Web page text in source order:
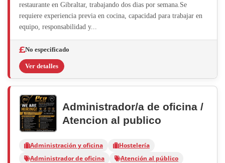
restaurante en Gibraltar, trabajando dos dias por semana.Se
requiere experiencia previa en cocina, capacidad para trabajar en
equipo, responsabilidad y...
No especificado
Ver detalles
Administrador/a de oficina /
Atencion al publico
Administración y oficina
Hostelería
Administrador de oficina
Atención al público